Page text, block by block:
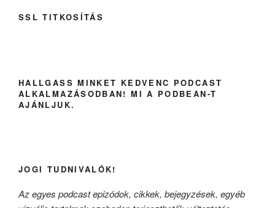
SSL TITKOSÍTÁS
HALLGASS MINKET KEDVENC PODCAST
ALKALMAZÁSODBAN! MI A PODBEAN-T
AJÁNLJUK.
JOGI TUDNIVALÓK!
Az egyes podcast epizódok, cikkek, bejegyzések, egyéb